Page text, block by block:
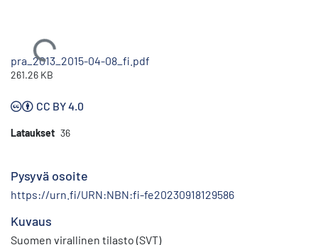
Ladataan...
pra_2013_2015-04-08_fi.pdf
261.26 KB
CC BY 4.0
Lataukset 36
Pysyvä osoite
https://urn.fi/URN:NBN:fi-fe20230918129586
Kuvaus
Suomen virallinen tilasto (SVT)